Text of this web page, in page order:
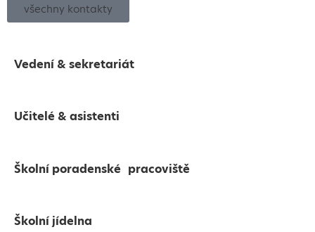
všechny kontakty
Vedení & sekretariát
Učitelé & asistenti
Školní poradenské pracoviště
Školní jídelna